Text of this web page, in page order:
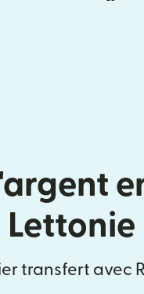
transfert avec